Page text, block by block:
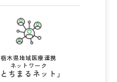
栃木県地域医療連携
ネットワーク
とちまるネット」